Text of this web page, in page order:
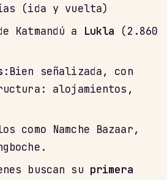
(ida y vuelta)
Katmandú a Lukla (2.860
:Bien señalizada, con
alojamientos,
como Namche Bazaar,
buscan su primera